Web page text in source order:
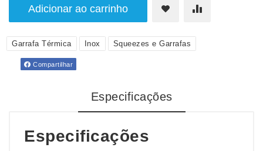
Adicionar ao carrinho
Garrafa Térmica Inox Squeezes e Garrafas
Compartilhar
Especificações
Especificações